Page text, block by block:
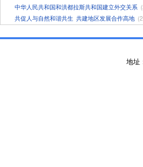
中华人民共和国和洪都拉斯共和国建立外交关系
共促人与自然和谐共生 ​共建地区发展合作高地
地址